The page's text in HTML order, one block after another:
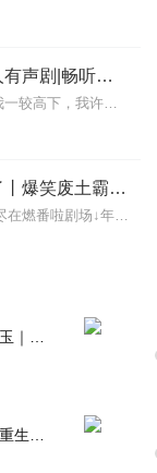
大奉打更人丨头陀渊领衔多人有声剧|畅听全集|王鹤棣、田曦薇主演影视剧原著|卖报小郎君
【冒泡有奖】听说杨千幻那厮要与我一较高下，我许七安要开始装叉了！快进入声音播放页戳下方输入框，冒个泡偷偷告诉我，我要用哪些诗词才能胜过他？说得好的，有赏！202...
【燃番啦】这游戏也太真实了丨爆笑废土霸榜神作丨紫襟剧社制作
>>更多好听不套路的燃情有声剧，尽在燃番啦剧场↓年度重磅推荐本专辑为VIP免费专辑每天上午10点5集更新，订阅可以听到最新内容哦！每周抽一个专辑五星优质评论送...